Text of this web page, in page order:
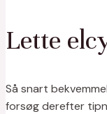
Lette
Så snart
forsøg derefter